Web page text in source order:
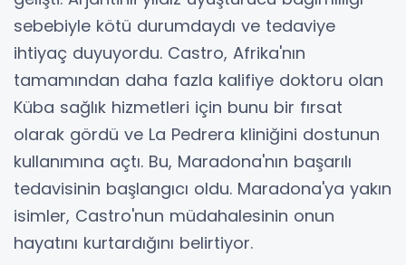
sebebiyle kötü durumdaydı ve tedaviye
ihtiyaç duyuyordu. Castro, Afrika'nın
tamamından daha fazla kalifiye doktoru olan
Küba sağlık hizmetleri için bunu bir fırsat
olarak gördü ve La Pedrera kliniğini dostunun
kullanımına açtı. Bu, Maradona'nın başarılı
tedavisinin başlangıcı oldu. Maradona'ya yakın
isimler, Castro'nun müdahalesinin onun
hayatını kurtardığını belirtiyor.